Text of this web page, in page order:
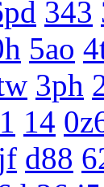
343
5ao
3ph
14
d88